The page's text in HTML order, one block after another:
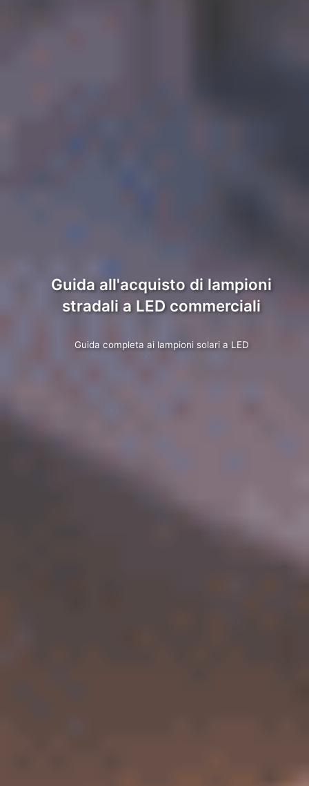
Guida all'acquisto di lampioni
stradali a LED commerciali
Guida completa ai lampioni solari a LED